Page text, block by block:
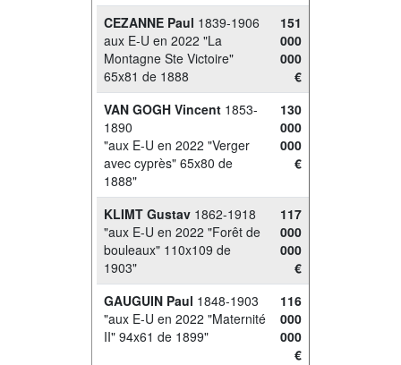
CEZANNE Paul 1839-1906
aux E-U en 2022 "La
Montagne Ste Victoire"
65x81 de 1888
151
000
000
€
VAN GOGH Vincent 1853-
1890
"aux E-U en 2022 "Verger
avec cyprès" 65x80 de
1888"
130
000
000
€
KLIMT Gustav 1862-1918
"aux E-U en 2022 "Forêt de
bouleaux" 110x109 de
1903"
117
000
000
€
GAUGUIN Paul 1848-1903
"aux E-U en 2022 "Maternité
II" 94x61 de 1899"
116
000
000
€